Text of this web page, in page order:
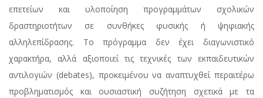
επετείων και υλοποίηση προγραμμάτων σχολικών
δραστηριοτήτων σε συνθήκες φυσικής ή ψηφιακής
αλληλεπίδρασης. Το πρόγραμμα δεν έχει διαγωνιστικό
χαρακτήρα, αλλά αξιοποιεί τις τεχνικές των εκπαιδευτικών
αντιλογιών (debates), προκειμένου να αναπτυχθεί περαιτέρω
προβληματισμός και ουσιαστική συζήτηση σχετικά με τα